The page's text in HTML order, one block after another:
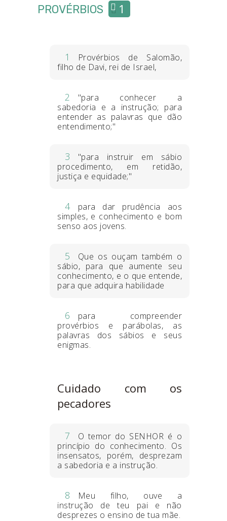
PROVÉRBIOS 1
1
Provérbios de Salomão,
filho de Davi, rei de Israel,
2
"para conhecer a
sabedoria e a instrução; para
entender as palavras que dão
entendimento;"
3
"para instruir em sábio
procedimento, em retidão,
justiça e equidade;"
4
para dar prudência aos
simples, e conhecimento e bom
senso aos jovens.
5
Que os ouçam também o
sábio, para que aumente seu
conhecimento, e o que entende,
para que adquira habilidade
6
para compreender
provérbios e parábolas, as
palavras dos sábios e seus
enigmas.
Cuidado com os
pecadores
7
O temor do SENHOR é o
princípio do conhecimento. Os
insensatos, porém, desprezam
a sabedoria e a instrução.
8
Meu filho, ouve a
instrução de teu pai e não
desprezes o ensino de tua mãe.